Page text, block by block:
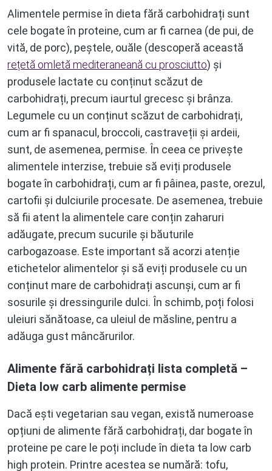
Alimentele permise în dieta fără carbohidrați sunt
cele bogate în proteine, cum ar fi carnea (de pui, de
vită, de porc), peștele, ouăle (descoperă această
rețetă omletă mediteraneană cu prosciutto) și
produsele lactate cu conținut scăzut de
carbohidrați, precum iaurtul grecesc și brânza.
Legumele cu un conținut scăzut de carbohidrați,
cum ar fi spanacul, broccoli, castraveții și ardeii,
sunt, de asemenea, permise. În ceea ce privește
alimentele interzise, trebuie să eviți produsele
bogate în carbohidrați, cum ar fi pâinea, paste, orezul,
cartofii și dulciurile procesate. De asemenea, trebuie
să fii atent la alimentele care conțin zaharuri
adăugate, precum sucurile și băuturile
carbogazoase. Este important să acorzi atenție
etichetelor alimentelor și să eviți produsele cu un
conținut mare de carbohidrați ascunși, cum ar fi
sosurile și dressingurile dulci. În schimb, poți folosi
uleiuri sănătoase, ca uleiul de măsline, pentru a
adăuga gust mâncărurilor.
Alimente fără carbohidrați lista completă –
Dieta low carb alimente permise
Dacă ești vegetarian sau vegan, există numeroase
opțiuni de alimente fără carbohidrați, dar bogate în
proteine pe care le poți include în dieta ta low carb
high protein. Printre acestea se numără: tofu,